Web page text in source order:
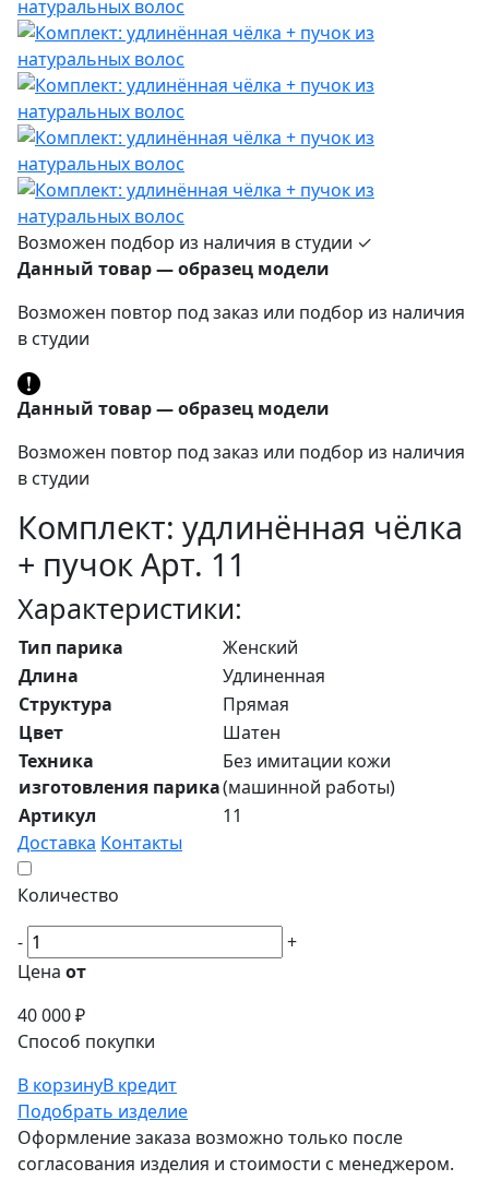
Возможен подбор из наличия в студии ✓
Данный товар — образец модели
Возможен повтор под заказ или подбор из наличия
в студии
Данный товар — образец модели
Возможен повтор под заказ или подбор из наличия
в студии
Комплект: удлинённая чёлка
+ пучок Арт. 11
Характеристики:
Тип парика
Женский
Длина
Удлиненная
Структура
Прямая
Цвет
Шатен
Техника
изготовления парика
Без имитации кожи
(машинной работы)
Артикул
11
Доставка Контакты
Количество
-
+
Цена от
40 000 ₽
Способ покупки
В корзинуВ кредит
Подобрать изделие
Оформление заказа возможно только после
согласования изделия и стоимости с менеджером.